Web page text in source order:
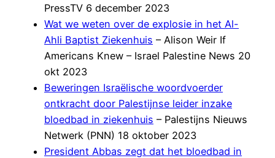
PressTV 6 december 2023
Wat we weten over de explosie in het Al-
Ahli Baptist Ziekenhuis – Alison Weir If
Americans Knew – Israel Palestine News 20
okt 2023
Beweringen Israëlische woordvoerder
ontkracht door Palestijnse leider inzake
bloedbad in ziekenhuis – Palestijns Nieuws
Netwerk (PNN) 18 oktober 2023
President Abbas zegt dat het bloedbad in